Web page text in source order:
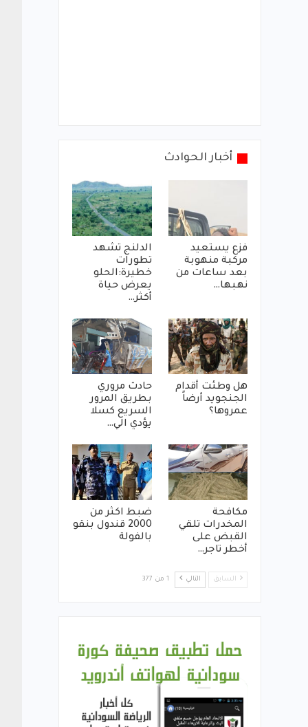
أخبار الحوادث
فزع يستعيد
مركبة منهوبة
بعد ساعات من
نهبها…
الدلنج تشهد
تطورات
خطيرة:الحلو
يعرض حياة
أكثر…
هل وطئت أقدام
الجنجويد أرضاً
عمروها؟
حادث مروري
بطريق المرور
السريع كسلا
يؤدي الي…
مكافحة
المخدرات تلقي
القبض على
أخطر تاجر…
ضبط اكثر من
2000 قندول بنقو
بالفولة
السابق التالي 1 من 377